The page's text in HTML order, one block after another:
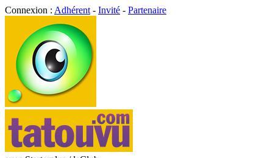
Connexion : Adhérent - Invité - Partenaire